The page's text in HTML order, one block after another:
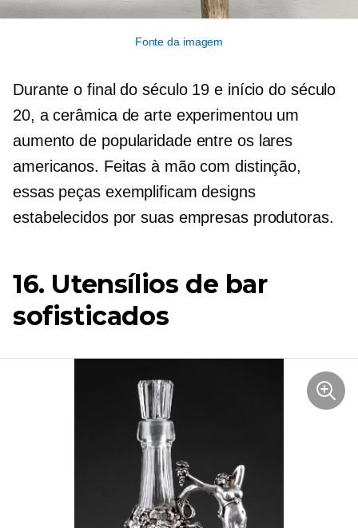
Fonte da imagem
Durante o final do século 19 e início do século
20, a cerâmica de arte experimentou um
aumento de popularidade entre os lares
americanos. Feitas à mão com distinção,
essas peças exemplificam designs
estabelecidos por suas empresas produtoras.
16. Utensílios de bar
sofisticados